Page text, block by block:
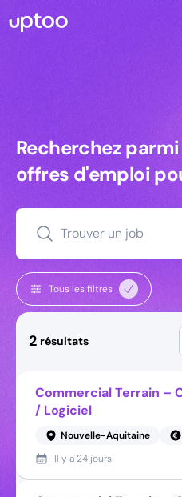
Recherchez
Recherchez
offres d'emploi
Trouver un job
Tous les filtres
2 résultats
Commercial Terrain –
/ Logiciel
Nouvelle-Aquitaine
Il y a 24 jours